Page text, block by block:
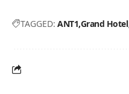
TAGGED: ANT1 Grand Hotel